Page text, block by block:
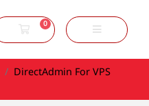
0
Shopping Cart
DirectAdmin For VPS